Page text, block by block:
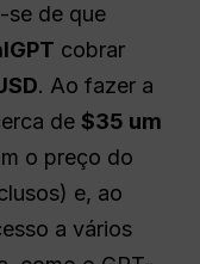
se de que
cobrar
. Ao fazer a
de$35 um
o preço do
e, ao
a vários